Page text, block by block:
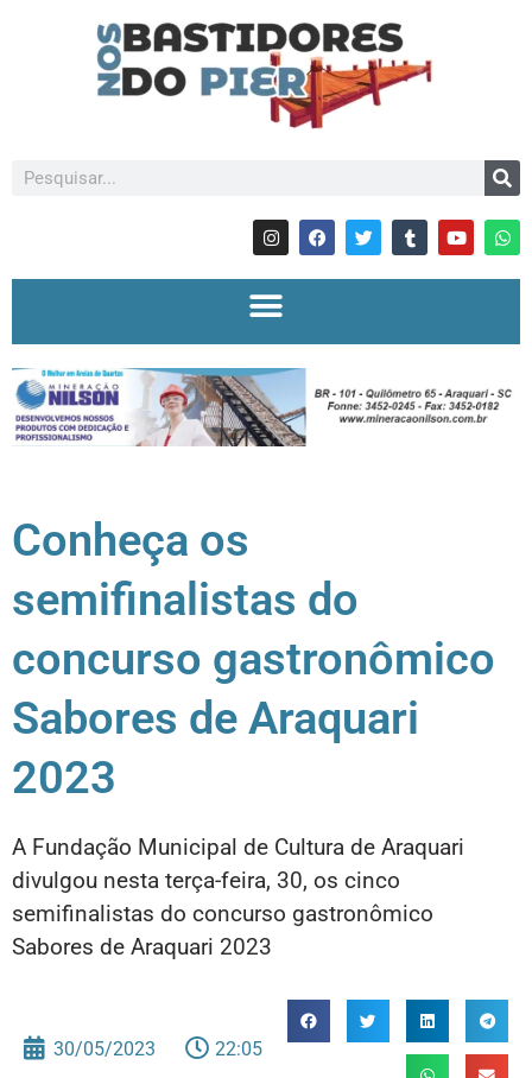
Conheça os
semifinalistas do
concurso gastronômico
Sabores de Araquari
2023
A Fundação Municipal de Cultura de Araquari
divulgou nesta terça-feira, 30, os cinco
semifinalistas do concurso gastronômico
Sabores de Araquari 2023
30/05/2023 22:05